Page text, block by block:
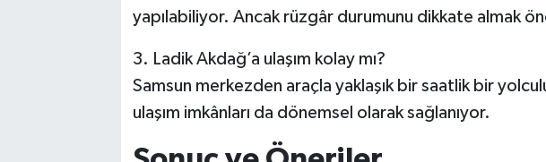
yapılabiliyor. Ancak rüzgâr durumunu dikkate almak
3. Ladik Akdağ’a ulaşım kolay mı?
Samsun merkezden araçla yaklaşık bir saatlik bir
ulaşım imkânları da dönemsel olarak sağlanıyor.